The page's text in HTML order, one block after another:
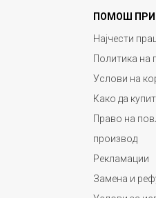
ПОМОШ ПРИ
Најчести
Политика на
Услови на
Како да
Право на
производ
Рекламации
Замена и